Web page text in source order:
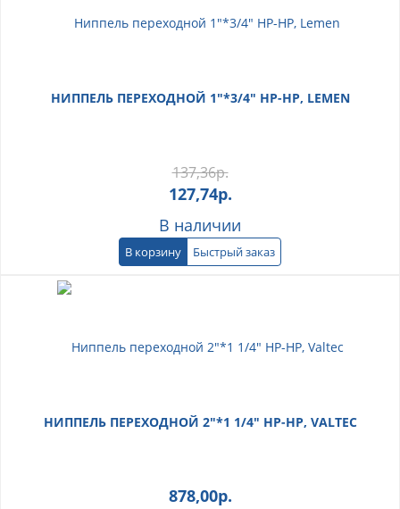
НИППЕЛЬ ПЕРЕХОДНОЙ 1"*3/4" НР-НР, LEMEN
137,36р.
127,74р.
В наличии
В корзину Быстрый заказ
НИППЕЛЬ ПЕРЕХОДНОЙ 2"*1 1/4" НР-НР, VALTEC
878,00р.